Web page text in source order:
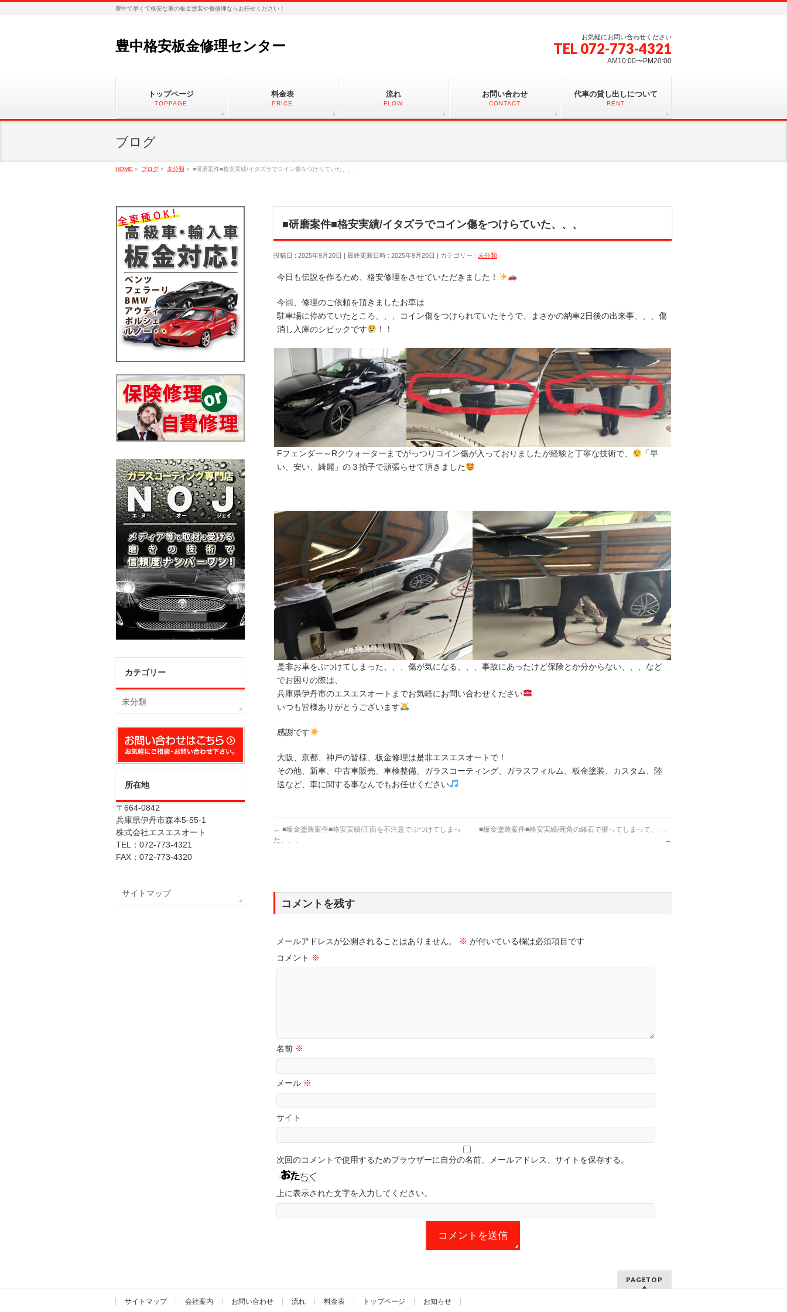
豊中で早くて格安な車の板金塗装や傷修理ならお任せください！
豊中格安板金修理センター
お気軽にお問い合わせください
TEL 072-773-4321
AM10:00〜PM20:00
トップページ
TOPPAGE
料金表
PRICE
流れ
FLOW
お問い合わせ
CONTACT
代車の貸し出しについて
RENT
ブログ
HOME » ブログ » 未分類 » ■研磨案件■格安実績/イタズラでコイン傷をつけらていた、、、
■研磨案件■格安実績/イタズラでコイン傷をつけらていた、、、
投稿日 : 2025年9月20日 最終更新日時 : 2025年9月20日 カテゴリー : 未分類
今日も伝説を作るため、格安修理をさせていただきました！
今回、修理のご依頼を頂きましたお車は
駐車場に停めていたところ、、、コイン傷をつけられていたそうで、まさかの納車2日後の出来事、、、傷
消し入庫のシビックです
！！
Fフェンダー～Rクウォーターまでがっつりコイン傷が入っておりましたが経験と丁寧な技術で、
「早
い、安い、綺麗」の３拍子で頑張らせて頂きました
是非お車をぶつけてしまった、、、傷が気になる、、、事故にあったけど保険とか分からない、、、など
でお困りの際は、
兵庫県伊丹市のエスエスオートまでお気軽にお問い合わせください
いつも皆様ありがとうございます
感謝です
大阪、京都、神戸の皆様、板金修理は是非エスエスオートで！
その他、新車、中古車販売、車検整備、ガラスコーティング、ガラスフィルム、板金塗装、カスタム、陸
送など、車に関する事なんでもお任せください
← ■板金塗装案件■格安実績/正面を不注意でぶつけてしまっ
た、、、
■板金塗装案件■格安実績/死角の縁石で擦ってしまって、、、
→
コメントを残す
メールアドレスが公開されることはありません。 ※ が付いている欄は必須項目です
コメント ※
名前 ※
メール ※
サイト
次回のコメントで使用するためブラウザーに自分の名前、メールアドレス、サイトを保存する。
上に表示された文字を入力してください。
カテゴリー
未分類
所在地
〒664-0842
兵庫県伊丹市森本5-55-1
株式会社エスエスオート
TEL：072-773-4321
FAX：072-773-4320
サイトマップ
PAGETOP
サイトマップ 会社案内 お問い合わせ 流れ 料金表 トップページ お知らせ